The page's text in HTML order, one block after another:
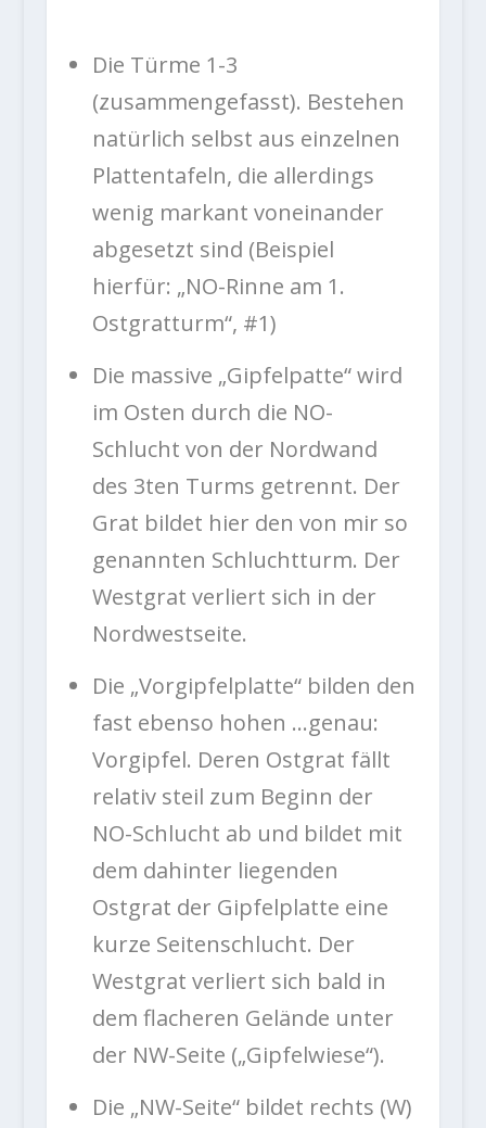
Die Türme 1-3
(zusammengefasst). Bestehen
natürlich selbst aus einzelnen
Plattentafeln, die allerdings
wenig markant voneinander
abgesetzt sind (Beispiel
hierfür: „NO-Rinne am 1.
Ostgratturm“, #1)
Die massive „Gipfelpatte“ wird
im Osten durch die NO-
Schlucht von der Nordwand
des 3ten Turms getrennt. Der
Grat bildet hier den von mir so
genannten Schluchtturm. Der
Westgrat verliert sich in der
Nordwestseite.
Die „Vorgipfelplatte“ bilden den
fast ebenso hohen …genau:
Vorgipfel. Deren Ostgrat fällt
relativ steil zum Beginn der
NO-Schlucht ab und bildet mit
dem dahinter liegenden
Ostgrat der Gipfelplatte eine
kurze Seitenschlucht. Der
Westgrat verliert sich bald in
dem flacheren Gelände unter
der NW-Seite („Gipfelwiese“).
Die „NW-Seite“ bildet rechts (W)